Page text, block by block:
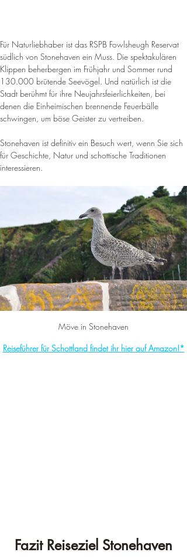
Für Naturliebhaber ist das RSPB Fowlsheugh Reservat
südlich von Stonehaven ein Muss. Die spektakulären
Klippen beherbergen im Frühjahr und Sommer rund
130.000 brütende Seevögel. Und natürlich ist die
Stadt berühmt für ihre Neujahrsfeierlichkeiten, bei
denen die Einheimischen brennende Feuerbälle
schwingen, um böse Geister zu vertreiben.
Stonehaven ist definitiv ein Besuch wert, wenn Sie sich
für Geschichte, Natur und schottische Traditionen
interessieren.
Möve in Stonehaven
Reiseführer für Schottland findet ihr hier auf Amazon!*
Fazit Reiseziel Stonehaven